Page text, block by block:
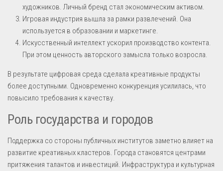
художников. Личный бренд стал экономическим активом.
Игровая индустрия вышла за рамки развлечений. Она
используется в образовании и маркетинге.
Искусственный интеллект ускорил производство контента.
При этом ценность авторского замысла только возросла.
В результате цифровая среда сделала креативные продукты
более доступными. Одновременно конкуренция усилилась, что
повысило требования к качеству.
Роль государства и городов
Поддержка со стороны публичных институтов заметно влияет на
развитие креативных кластеров. Города становятся центрами
притяжения талантов и инвестиций. Инфраструктура и культурная